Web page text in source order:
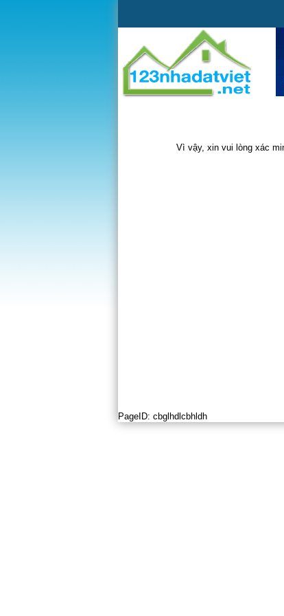
Vì vậy, xin vui lòng xác
PageID: cbglhdlcbhldh